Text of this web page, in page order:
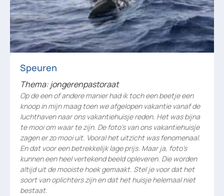
Speuren
Thema: jongerenpastoraat
Op de een of andere manier had ik toch een beetje een
knoop in mijn maag toen we afgelopen vakantie vanaf de
luchthaven naar ons vakantiehuisje reden. Het was bijna
te mooi om waar te zijn. De foto’s van ons vakantiehuisje
zagen er zo mooi uit. Vooral het uitzicht was fenomenaal.
En dat voor een betrekkelijk lage prijs. Maar ja, foto’s
kunnen een heel vertekend beeld opleveren. Die worden
altijd uit de mooiste hoek gemaakt. Stel je voor dat het
soort van oplichters zijn en dat het huisje helemaal niet
bestaat.